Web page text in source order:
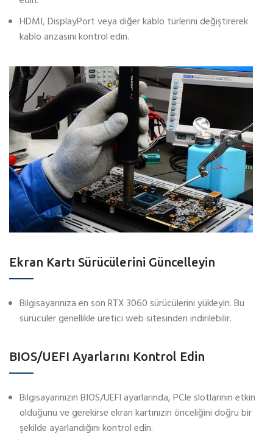
HDMI, DisplayPort veya diğer kablo türlerini değiştirerek
kablo arızasını kontrol edin.
Ekran Kartı Sürücülerini Güncelleyin
Bilgisayarınıza en son RTX 3060 sürücülerini yükleyin. Bu
sürücüler genellikle üretici web sitesinden indirilebilir.
BIOS/UEFI Ayarlarını Kontrol Edin
Bilgisayarınızın BIOS/UEFI ayarlarında, PCIe slotlarının etkin
olduğunu ve gerekirse ekran kartınızın önceliğini doğru bir
şekilde ayarlandığını kontrol edin.